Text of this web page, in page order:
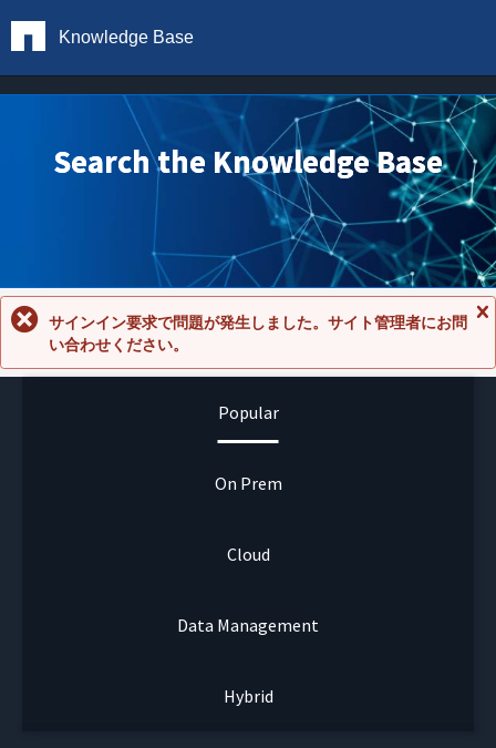
Knowledge Base
Search the Knowledge Base
セ
サインイン要求で問題が発生しました。サイト管理者にお問
い合わせください。
Popular
On Prem
Cloud
Data Management
Hybrid